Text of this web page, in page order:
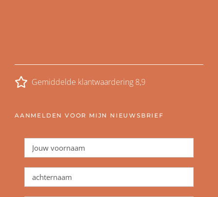
Gemiddelde klantwaardering 8,9
AANMELDEN VOOR MIJN NIEUWSBRIEF